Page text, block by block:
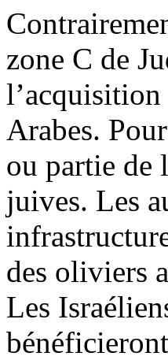
zone C de
Arabes.
ou partie de
juives. Les
des oliviers
Les